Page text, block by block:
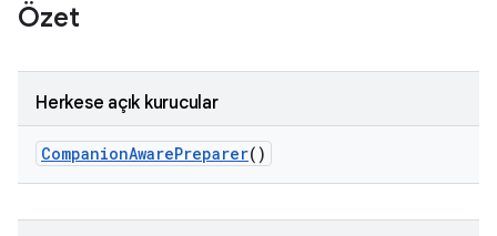
Özet
Herkese açık kurucular
CompanionAwarePreparer()